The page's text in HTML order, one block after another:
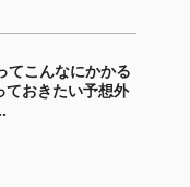
てこんなにかかる
おきたい予想外